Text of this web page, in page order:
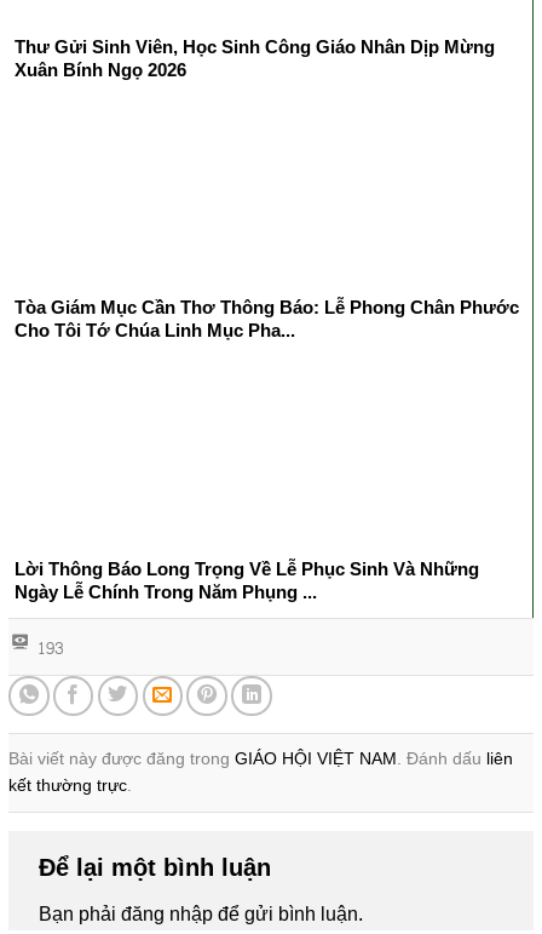
Thư Gửi Sinh Viên, Học Sinh Công Giáo Nhân Dịp Mừng
Xuân Bính Ngọ 2026
Tòa Giám Mục Cần Thơ Thông Báo: Lễ Phong Chân Phước
Cho Tôi Tớ Chúa Linh Mục Pha...
Lời Thông Báo Long Trọng Về Lễ Phục Sinh Và Những
Ngày Lễ Chính Trong Năm Phụng ...
193
Bài viết này được đăng trong GIÁO HỘI VIỆT NAM. Đánh dấu liên
kết thường trực.
Để lại một bình luận
Bạn phảiđăng nhậpđể gửi bình luận.